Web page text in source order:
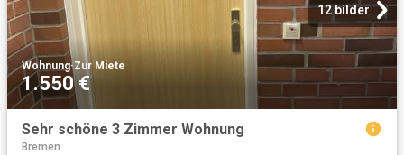
12 bilder
Wohnung·Zur Miete
1.550 €
Sehr schöne 3 Zimmer Wohnung
Bremen